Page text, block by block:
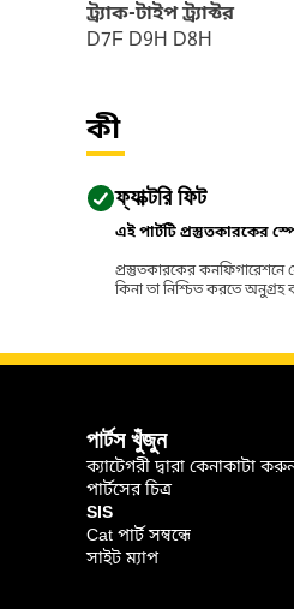
ট্র্যাক-টাইপ ট্র্যাক্টর
D7F D9H D8H
কী
ফ্যাক্টরি ফিট
এই পার্টটি প্রস্তুতকারকের
প্রস্তুতকারকের
কিনা তা নিশ্চিত করতে অনুগ্রহ
পার্টস খুঁজুন
ক্যাটেগরী দ্বারা কেনাকাটা
পার্টসের চিত্র
SIS
Cat পার্ট সম্বন্ধে
সাইট ম্যাপ